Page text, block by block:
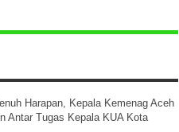
Harapan, Kepala Kemenag Aceh
Antar Tugas Kepala KUA Kota